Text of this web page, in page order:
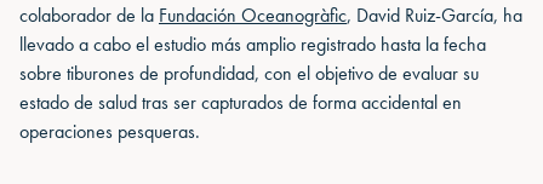
colaborador de la Fundación Oceanogràfic, David Ruiz-García, ha
llevado a cabo el estudio más amplio registrado hasta la fecha
sobre tiburones de profundidad, con el objetivo de evaluar su
estado de salud tras ser capturados de forma accidental en
operaciones pesqueras.